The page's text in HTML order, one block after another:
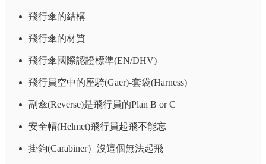
飛行傘的結構
飛行傘的材質
飛行傘國際認證標準(EN/DHV)
飛行員空中的座騎(Gaer)-套袋(Harness)
副傘(Reverse)是飛行員的Plan B or C
安全帽(Helmet)飛行員起飛不能忘
掛鉤(Carabiner）沒這個無法起飛